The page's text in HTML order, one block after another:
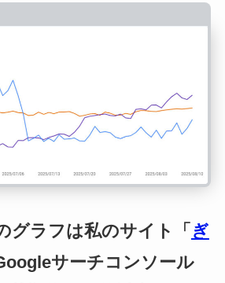
グラフは私のサイト「 ぎ
サーチコンソール